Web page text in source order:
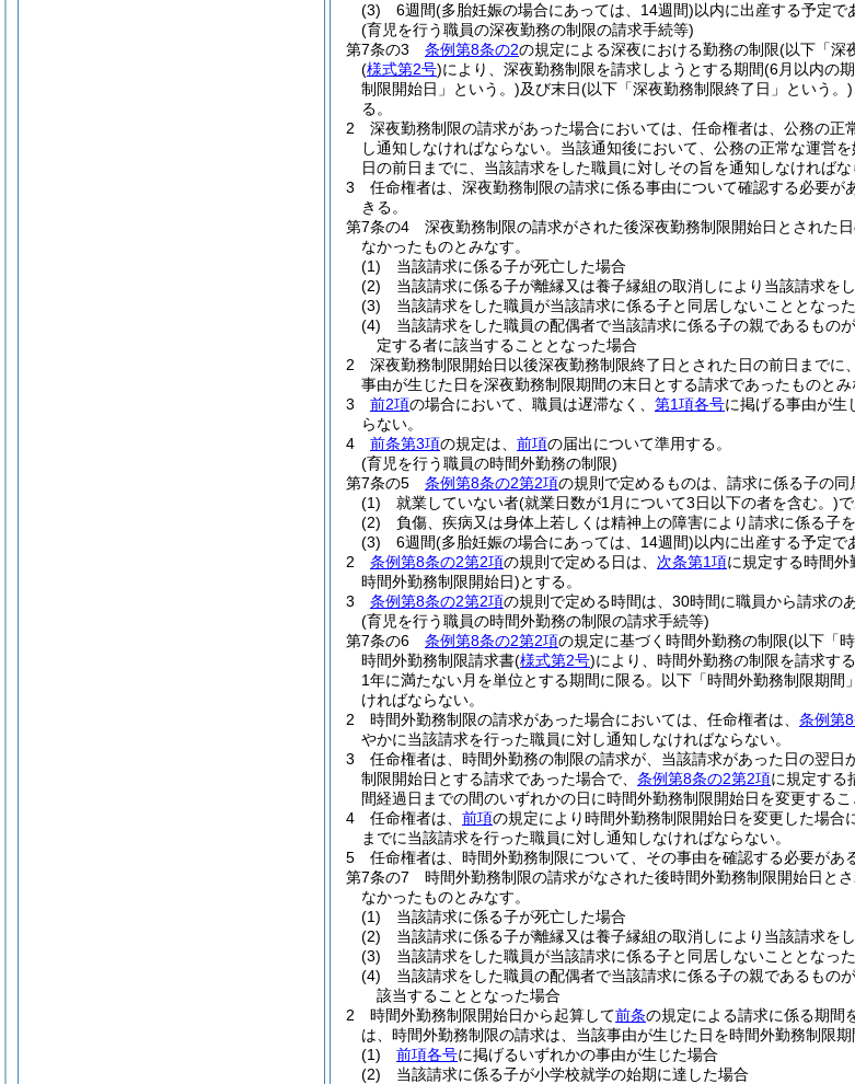
(3)
6週間(多胎妊娠の場合にあっては、14週間)以内に出産する予定で
(育児を行う職員の深夜勤務の制限の請求手続等)
第7条の3
条例第8条の2の規定による深夜における勤務の制限(以下「深
(様式第2号)により、深夜勤務制限を請求しようとする期間(6月以内の
制限開始日」という。)及び末日(以下「深夜勤務制限終了日」という。)
る。
2
深夜勤務制限の請求があった場合においては、任命権者は、公務の
し通知しなければならない。 当該通知後において、公務の正常な運営
日の前日までに、当該請求をした職員に対しその旨を通知しなければな
3
任命権者は、深夜勤務制限の請求に係る事由について確認する必要
きる。
第7条の4
深夜勤務制限の請求がされた後深夜勤務制限開始日とされた日
なかったものとみなす。
(1)
当該請求に係る子が死亡した場合
(2)
当該請求に係る子が離縁又は養子縁組の取消しにより当該請求を
(3)
当該請求をした職員が当該請求に係る子と同居しないこととなっ
(4)
当該請求をした職員の配偶者で当該請求に係る子の親であるもの
定する者に該当することとなった場合
2
深夜勤務制限開始日以後深夜勤務制限終了日とされた日の前日までに、
事由が生じた日を深夜勤務制限期間の末日とする請求であったものとみ
3
前2項の場合において、職員は遅滞なく、 第1項各号に掲げる事由が生
らない。
4
前条第3項の規定は、 前項の届出について準用する。
(育児を行う職員の時間外勤務の制限)
第7条の5
条例第8条の2第2項の規則で定めるものは、請求に係る子の
(1)
就業していない者(就業日数が1月について3日以下の者を含む。)
(2)
負傷、疾病又は身体上若しくは精神上の障害により請求に係る子
(3)
6週間(多胎妊娠の場合にあっては、14週間)以内に出産する予定で
2
条例第8条の2第2項の規則で定める日は、 次条第1項に規定する時間外
時間外勤務制限開始日)とする。
3
条例第8条の2第2項の規則で定める時間は、30時間に職員から請求の
(育児を行う職員の時間外勤務の制限の請求手続等)
第7条の6
条例第8条の2第2項の規定に基づく時間外勤務の制限(以下「
時間外勤務制限請求書(様式第2号)により、時間外勤務の制限を請求す
1年に満たない月を単位とする期間に限る。以下「時間外勤務制限期間
ければならない。
2
時間外勤務制限の請求があった場合においては、任命権者は、 条例第
やかに当該請求を行った職員に対し通知しなければならない。
3
任命権者は、時間外勤務の制限の請求が、当該請求があった日の翌日
制限開始日とする請求であった場合で、 条例第8条の2第2項に規定する
間経過日までの間のいずれかの日に時間外勤務制限開始日を変更するこ
4
任命権者は、 前項の規定により時間外勤務制限開始日を変更した場
までに当該請求を行った職員に対し通知しなければならない。
5
任命権者は、時間外勤務制限について、その事由を確認する必要があ
第7条の7
時間外勤務制限の請求がなされた後時間外勤務制限開始日と
なかったものとみなす。
(1)
当該請求に係る子が死亡した場合
(2)
当該請求に係る子が離縁又は養子縁組の取消しにより当該請求を
(3)
当該請求をした職員が当該請求に係る子と同居しないこととなっ
(4)
当該請求をした職員の配偶者で当該請求に係る子の親であるもの
該当することとなった場合
2
時間外勤務制限開始日から起算して前条の規定による請求に係る期間
は、時間外勤務制限の請求は、当該事由が生じた日を時間外勤務制限
(1)
前項各号に掲げるいずれかの事由が生じた場合
(2)
当該請求に係る子が小学校就学の始期に達した場合